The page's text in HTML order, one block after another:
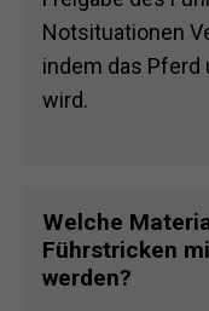
Notsituationen
indem das
wird.
Welche
Führstricken
werden?